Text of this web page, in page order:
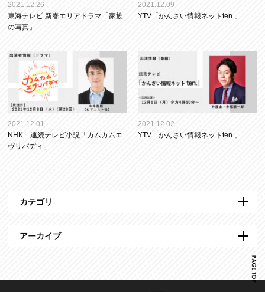
2021.12.26
東海テレビ 新春エリアドラマ「家族
の写真」
2021.12.09
YTV「かんさい情報ネットten.」
2021.12.01
NHK 連続テレビ小説「カムカムエ
ヴリバディ」
2021.12.02
YTV「かんさい情報ネットten.」
カテゴリ
アーカイブ